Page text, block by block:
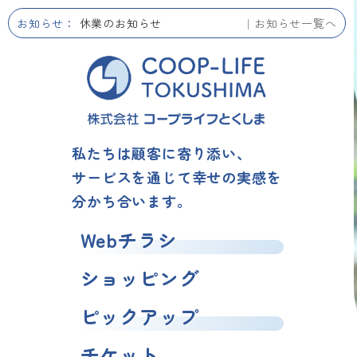
お知らせ：
夏季休業のお知らせ お知らせ一覧へ
私たちは顧客に寄り添い、
サービスを通じて幸せの実感を
分かち合います。
Webチラシ
ショッピング
ピックアップ